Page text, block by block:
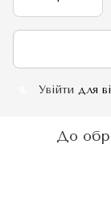
Увійти для
До